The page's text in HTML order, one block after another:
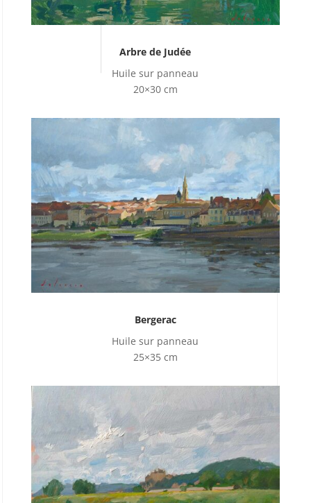
Arbre de Judée
Huile sur panneau
20×30 cm
Bergerac
Huile sur panneau
25×35 cm